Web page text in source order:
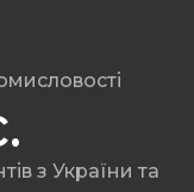
з України та